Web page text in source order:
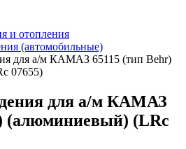
и отопления
(автомобильные)
для а/м КАМАЗ 65115 (тип Behr)
07655)
для а/м КАМАЗ
(алюминиевый) (LRc